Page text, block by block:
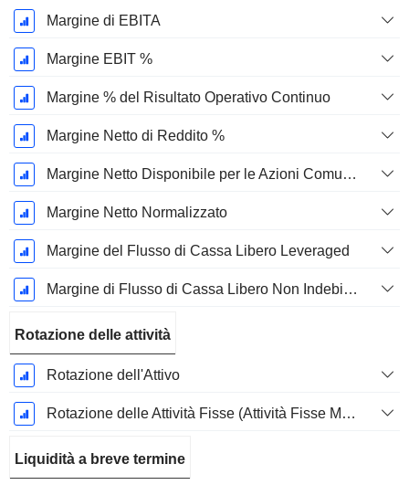
Margine di EBITA
Margine EBIT %
Margine % del Risultato Operativo Continuo
Margine Netto di Reddito %
Margine Netto Disponibile per le Azioni Comuni %
Margine Netto Normalizzato
Margine del Flusso di Cassa Libero Leveraged
Margine di Flusso di Cassa Libero Non Indebitato
Rotazione delle attività
Rotazione dell'Attivo
Rotazione delle Attività Fisse (Attività Fisse Medie)
Liquidità a breve termine